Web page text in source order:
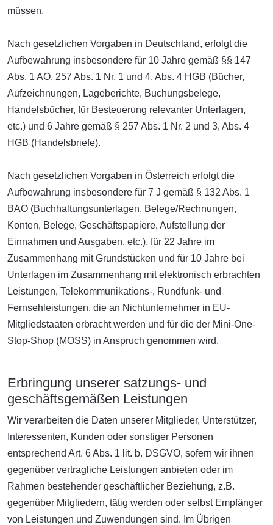
müssen.
Nach gesetzlichen Vorgaben in Deutschland, erfolgt die
Aufbewahrung insbesondere für 10 Jahre gemäß §§ 147
Abs. 1 AO, 257 Abs. 1 Nr. 1 und 4, Abs. 4 HGB (Bücher,
Aufzeichnungen, Lageberichte, Buchungsbelege,
Handelsbücher, für Besteuerung relevanter Unterlagen,
etc.) und 6 Jahre gemäß § 257 Abs. 1 Nr. 2 und 3, Abs. 4
HGB (Handelsbriefe).
Nach gesetzlichen Vorgaben in Österreich erfolgt die
Aufbewahrung insbesondere für 7 J gemäß § 132 Abs. 1
BAO (Buchhaltungsunterlagen, Belege/Rechnungen,
Konten, Belege, Geschäftspapiere, Aufstellung der
Einnahmen und Ausgaben, etc.), für 22 Jahre im
Zusammenhang mit Grundstücken und für 10 Jahre bei
Unterlagen im Zusammenhang mit elektronisch erbrachten
Leistungen, Telekommunikations-, Rundfunk- und
Fernsehleistungen, die an Nichtunternehmer in EU-
Mitgliedstaaten erbracht werden und für die der Mini-One-
Stop-Shop (MOSS) in Anspruch genommen wird.
Erbringung unserer satzungs- und
geschäftsgemäßen Leistungen
Wir verarbeiten die Daten unserer Mitglieder, Unterstützer,
Interessenten, Kunden oder sonstiger Personen
entsprechend Art. 6 Abs. 1 lit. b. DSGVO, sofern wir ihnen
gegenüber vertragliche Leistungen anbieten oder im
Rahmen bestehender geschäftlicher Beziehung, z.B.
gegenüber Mitgliedern, tätig werden oder selbst Empfänger
von Leistungen und Zuwendungen sind. Im Übrigen